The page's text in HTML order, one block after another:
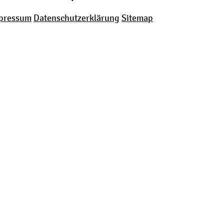
Datenschutzerklärung Sitemap